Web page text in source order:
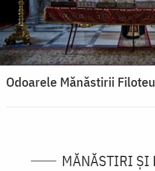
Odoarele Mănăstirii Filoteu
MĂNĂSTIRI ȘI